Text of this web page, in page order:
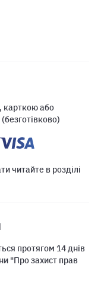
карткою або
читайте в розділі
протягом 14 днів
"Про захист прав